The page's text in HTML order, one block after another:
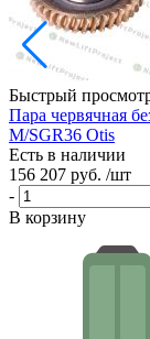
Быстрый
Пара червячная
M/SGR36 Otis
Есть в наличии
156 207 руб. /шт
-
В корзину